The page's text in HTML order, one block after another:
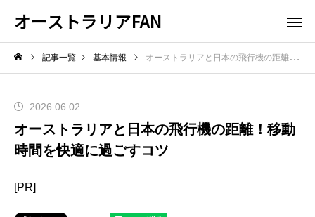
オーストラリアFAN
記事一覧 基本情報 オーストラリアと日本の飛行機の距離！移動時間を快適に過ごすコツ
2026.06.02
オーストラリアと日本の飛行機の距離！移動
時間を快適に過ごすコツ
[PR]